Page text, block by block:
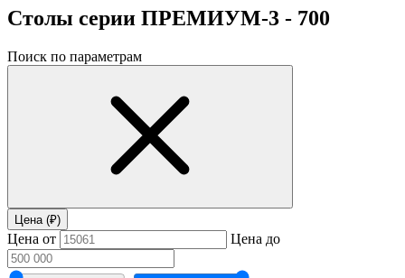
Столы серии ПРЕМИУМ-3 - 700
Поиск по параметрам
Цена (₽)
Цена от Цена до